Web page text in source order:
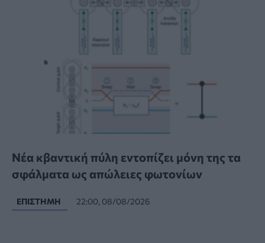
Νέα κβαντική πύλη εντοπίζει μόνη της τα
σφάλματα ως απώλειες φωτονίων
ΕΠΙΣΤΉΜΗ 22:00, 08/08/2026